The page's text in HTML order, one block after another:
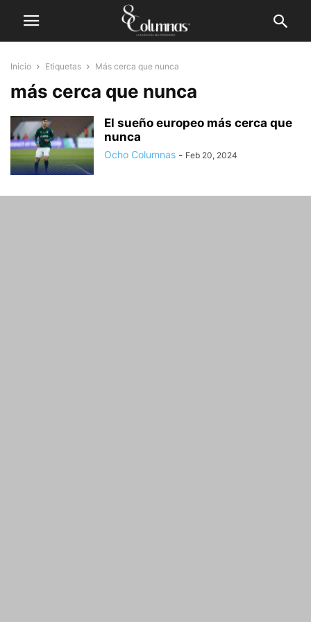
Inicio Etiquetas Más cerca que nunca
más cerca que nunca
El sueño europeo más cerca que
nunca
Ocho Columnas - Feb 20, 2024